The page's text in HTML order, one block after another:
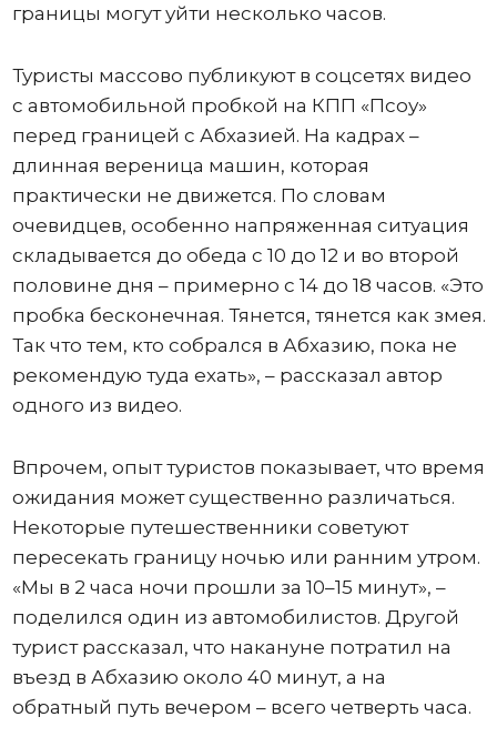
границы могут уйти несколько часов.
Туристы массово публикуют в соцсетях видео
с автомобильной пробкой на КПП «Псоу»
перед границей с Абхазией. На кадрах –
длинная вереница машин, которая
практически не движется. По словам
очевидцев, особенно напряженная ситуация
складывается до обеда с 10 до 12 и во второй
половине дня – примерно с 14 до 18 часов. «Это
пробка бесконечная. Тянется, тянется как змея.
Так что тем, кто собрался в Абхазию, пока не
рекомендую туда ехать», – рассказал автор
одного из видео.
Впрочем, опыт туристов показывает, что время
ожидания может существенно различаться.
Некоторые путешественники советуют
пересекать границу ночью или ранним утром.
«Мы в 2 часа ночи прошли за 10–15 минут», –
поделился один из автомобилистов. Другой
турист рассказал, что накануне потратил на
въезд в Абхазию около 40 минут, а на
обратный путь вечером – всего четверть часа.